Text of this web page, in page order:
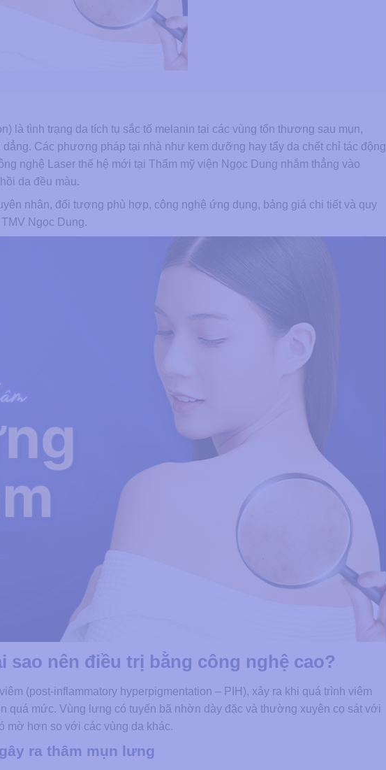
là tình trạng da tích tụ sắc tố melanin tại các vùng tổn thương sau mụn,
Các phương pháp tại nhà như kem dưỡng hay tẩy da chết chỉ tác động
nghệ Laser thế hệ mới tại Thẩm mỹ viện Ngọc Dung nhắm thẳng vào
da đều màu.
nhân, đối tượng phù hợp, công nghệ ứng dụng, bảng giá chi tiết và quy
Ngọc Dung.
sao nên điều trị bằng công nghệ cao?
(post-inflammatory hyperpigmentation – PIH), xảy ra khi quá trình viêm
quá mức. Vùng lưng có tuyến bã nhờn dày đặc và thường xuyên cọ sát với
mờ hơn so với các vùng da khác.
ra thâm mụn lưng